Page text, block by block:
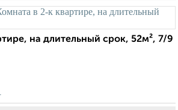
на длительный срок, 52м², 7/9